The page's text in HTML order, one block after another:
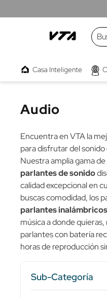
Buscar
Casa Inteligente
Audio
Audio
Encuentra en VTA la
para disfrutar del
Nuestra amplia gama
parlantes de sonido
calidad excepcional en
buscas comodidad, los
parlantes inalámbricos
música a donde
parlantes con batería
horas de reproducción
Sub-Categoría